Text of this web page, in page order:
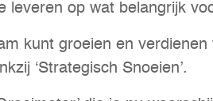
leveren op wat belangrijk
kunt groeien en verdienen
‘Strategisch Snoeien’.